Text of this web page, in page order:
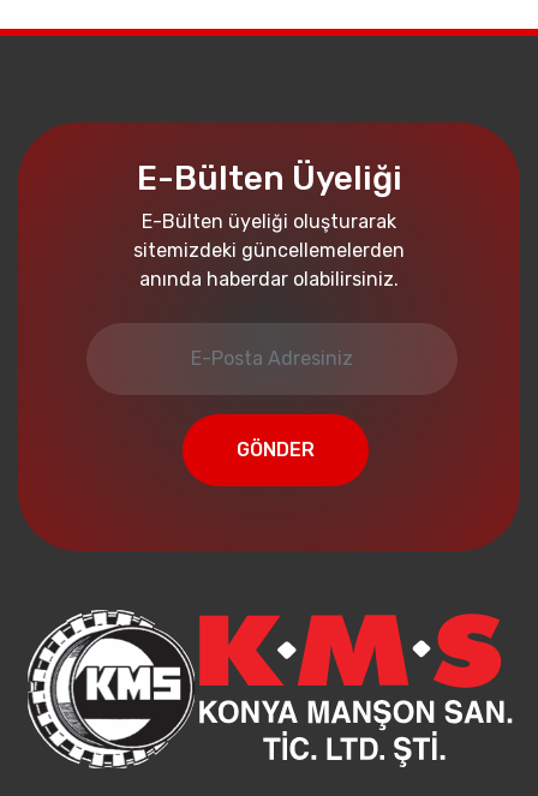
E-Bülten Üyeliği
E-Bülten üyeliği oluşturarak
sitemizdeki güncellemelerden
anında haberdar olabilirsiniz.
GÖNDER